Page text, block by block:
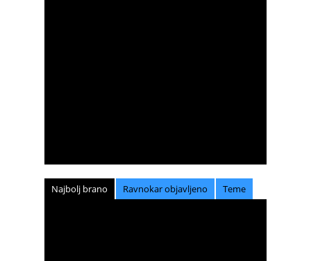
Najbolj brano Ravnokar objavljeno Teme